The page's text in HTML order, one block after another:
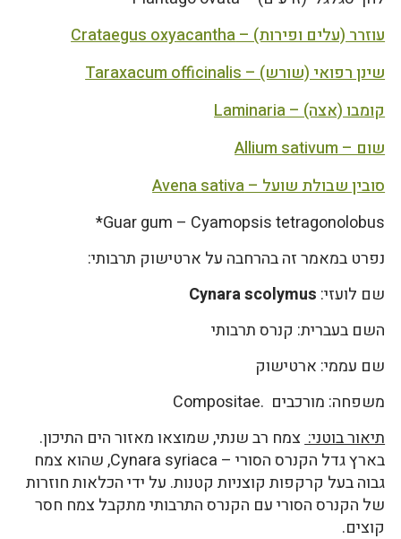
עוזרר (עלים ופירות) – Crataegus oxyacantha
שינן רפואי (שורש) – Taraxacum officinalis
קומבו (אצה) – Laminaria
שום – Allium sativum
סובין שבולת שועל – Avena sativa
Guar gum – Cyamopsis tetragonolobus*
נפרט במאמר זה בהרחבה על ארטישוק תרבותי:
שם לועזי: Cynara scolymus
השם בעברית: קנרס תרבותי
שם עממי: ארטישוק
משפחה: מורכבים .Compositae
תיאור בוטני:צמח רב שנתי, שמוצאו מאזור הים התיכון.
בארץ גדל הקנרס הסורי – Cynara syriaca, שהוא צמח
גבוה בעל קרקפות קוצניות קטנות. על ידי הכלאות חוזרות
של הקנרס הסורי עם הקנרס התרבותי מתקבל צמח חסר
קוצים.